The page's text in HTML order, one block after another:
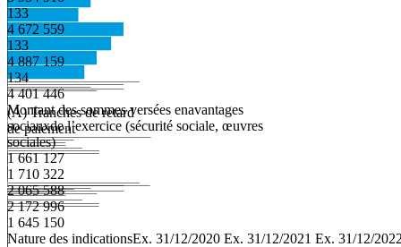
133
4 672 559
133
4 887 159
134
4 401 446
Montant des sommes versées enavantages
sociauxde l’exercice (sécurité sociale, œuvres
sociales)
1 661 127
1 710 322
2 065 588
2 172 996
1 645 150
Nature des indicationsEx. 31/12/2020 Ex. 31/12/2021 Ex. 31/12/
(A) Tranches de retard
de paiement